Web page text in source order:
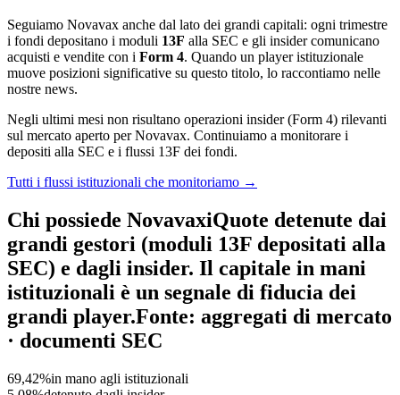
Seguiamo Novavax anche dal lato dei grandi capitali: ogni trimestre
i fondi depositano i moduli 13F alla SEC e gli insider comunicano
acquisti e vendite con i Form 4. Quando un player istituzionale
muove posizioni significative su questo titolo, lo raccontiamo nelle
nostre news.
Negli ultimi mesi non risultano operazioni insider (Form 4) rilevanti
sul mercato aperto per Novavax. Continuiamo a monitorare i
depositi alla SEC e i flussi 13F dei fondi.
Tutti i flussi istituzionali che monitoriamo →
Chi possiede NovavaxiQuote detenute dai
grandi gestori (moduli 13F depositati alla
SEC) e dagli insider. Il capitale in mani
istituzionali è un segnale di fiducia dei
grandi player.Fonte: aggregati di mercato
· documenti SEC
69,42%in mano agli istituzionali